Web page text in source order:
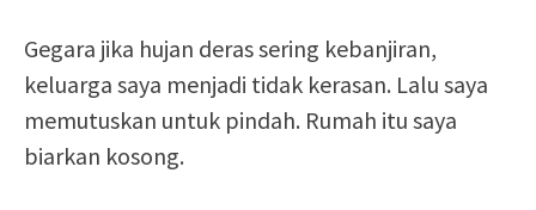
Gegara jika hujan deras sering kebanjiran,
keluarga saya menjadi tidak kerasan. Lalu saya
memutuskan untuk pindah. Rumah itu saya
biarkan kosong.